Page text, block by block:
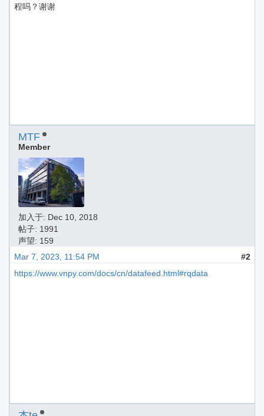
程吗？谢谢
MTF
Member
加入于: Dec 10, 2018
帖子: 1991
声望: 159
Mar 7, 2023, 11:54 PM
#2
https://www.vnpy.com/docs/cn/datafeed.html#rqdata